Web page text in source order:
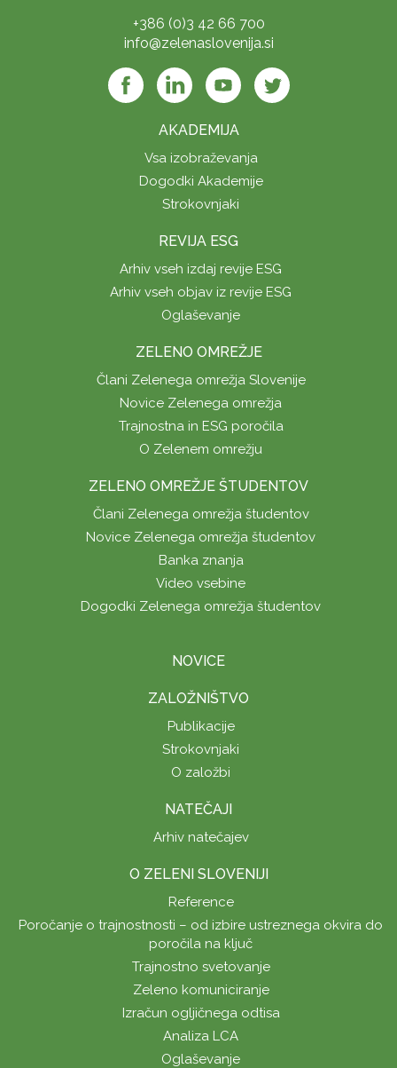
+386 (0)3 42 66 700
info@zelenaslovenija.si
AKADEMIJA
Vsa izobraževanja
Dogodki Akademije
Strokovnjaki
REVIJA ESG
Arhiv vseh izdaj revije ESG
Arhiv vseh objav iz revije ESG
Oglaševanje
ZELENO OMREŽJE
Člani Zelenega omrežja Slovenije
Novice Zelenega omrežja
Trajnostna in ESG poročila
O Zelenem omrežju
ZELENO OMREŽJE ŠTUDENTOV
Člani Zelenega omrežja študentov
Novice Zelenega omrežja študentov
Banka znanja
Video vsebine
Dogodki Zelenega omrežja študentov
NOVICE
ZALOŽNIŠTVO
Publikacije
Strokovnjaki
O založbi
NATEČAJI
Arhiv natečajev
O ZELENI SLOVENIJI
Reference
Poročanje o trajnostnosti – od izbire ustreznega okvira do
poročila na ključ
Trajnostno svetovanje
Zeleno komuniciranje
Izračun ogljičnega odtisa
Analiza LCA
Oglaševanje